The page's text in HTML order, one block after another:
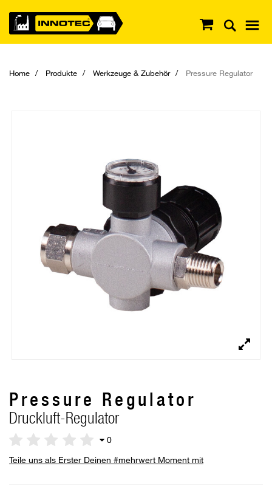
Home Produkte Werkzeuge & Zubehör Pressure Regulator
Pressure Regulator
Druckluft-Regulator
0
Teile uns als Erster Deinen #mehrwert Moment mit